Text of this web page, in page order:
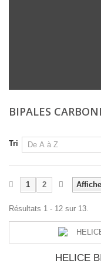
BIPALES
Tri
1 2
Résultats 1 - 12 sur 13.
HELICE